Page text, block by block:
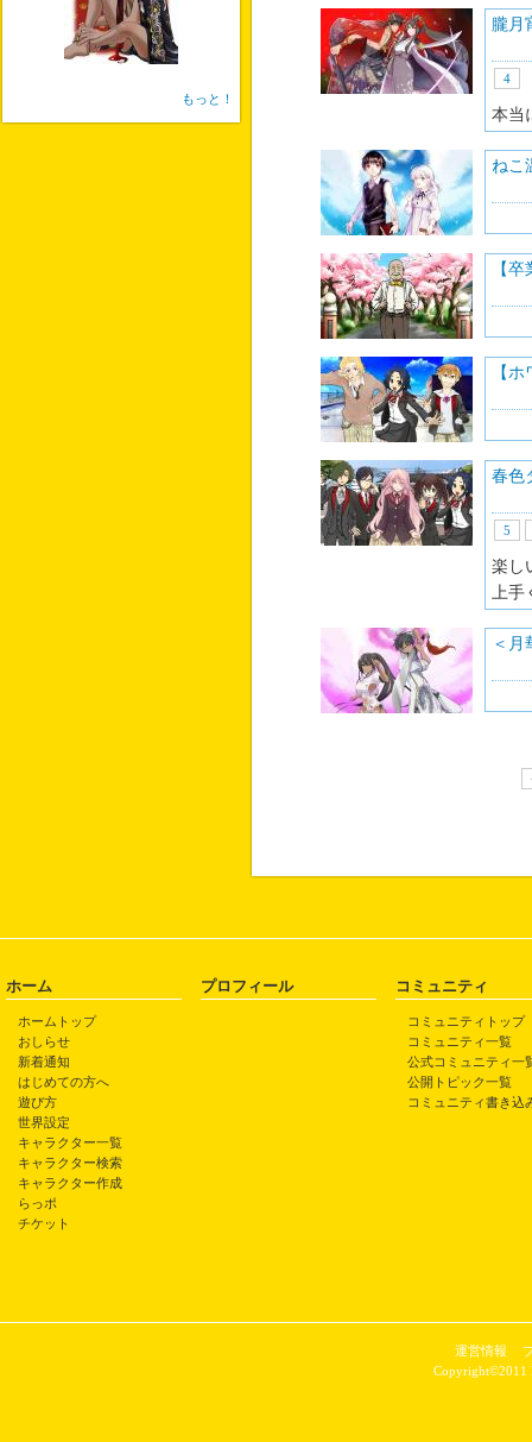
朧月
4
本当
ねこ
【
【
春色
5
楽し
上手
＜
もっと！
ホーム
ホームトップ
おしらせ
新着通知
はじめての方へ
遊び方
世界設定
キャラクター一覧
キャラクター検索
キャラクター作成
らっポ
チケット
プロフィール コミュニティ
コミュニティトップ
コミュニティ一覧
公式コミュニティ一
公開トピック一覧
コミュニティ書き込
運営情報
Copyright©2011